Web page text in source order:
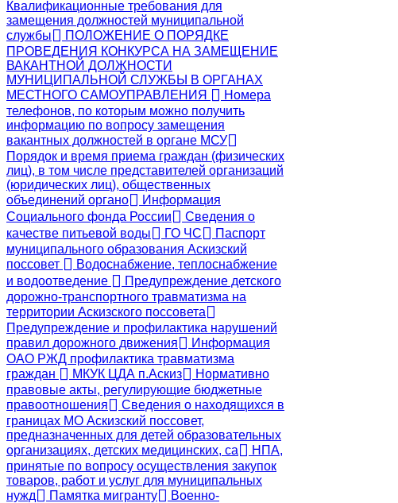
Квалификационные требования для
замещения должностей муниципальной
службы
ПОЛОЖЕНИЕ О ПОРЯДКЕ
ПРОВЕДЕНИЯ КОНКУРСА НА ЗАМЕЩЕНИЕ
ВАКАНТНОЙ ДОЛЖНОСТИ
МУНИЦИПАЛЬНОЙ СЛУЖБЫ В ОРГАНАХ
МЕСТНОГО САМОУПРАВЛЕНИЯ
Номера
телефонов, по которым можно получить
информацию по вопросу замещения
вакантных должностей в органе МСУ
Порядок и время приема граждан (физических
лиц), в том числе представителей организаций
(юридических лиц), общественных
объединений органо
Информация
Социального фонда России
Сведения о
качестве питьевой воды
ГО ЧС
Паспорт
муниципального образования Аскизский
поссовет
Водоснабжение, теплоснабжение
и водоотведение
Предупреждение детского
дорожно-транспортного травматизма на
территории Аскизского поссовета
Предупреждение и профилактика нарушений
правил дорожного движения
Информация
ОАО РЖД профилактика травматизма
граждан
МКУК ЦДА п.Аскиз
Нормативно
правовые акты, регулирующие бюджетные
правоотношения
Сведения о находящихся в
границах МО Аскизский поссовет,
предназначенных для детей образовательных
организациях, детских медицинских, са
НПА,
принятые по вопросу осуществления закупок
товаров, работ и услуг для муниципальных
нужд
Памятка мигранту
Военно-